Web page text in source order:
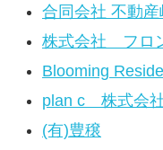
合同会社 不動産
株式会社 フロ
Blooming
plan c 株式会
(有)豊穣